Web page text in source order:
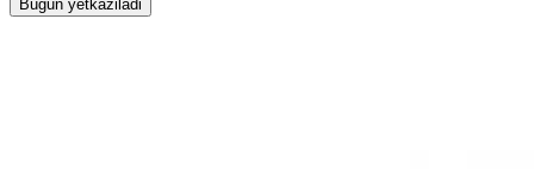
Bugun yetkaziladi